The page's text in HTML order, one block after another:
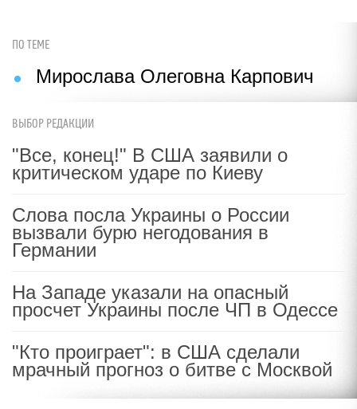
ПО ТЕМЕ
Мирослава Олеговна Карпович
ВЫБОР РЕДАКЦИИ
"Все, конец!" В США заявили о
критическом ударе по Киеву
Слова посла Украины о России
вызвали бурю негодования в
Германии
На Западе указали на опасный
просчет Украины после ЧП в Одессе
"Кто проиграет": в США сделали
мрачный прогноз о битве с Москвой